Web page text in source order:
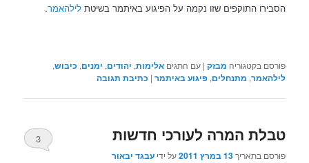
הסבירו התוקפים שזו נקמה על הפיגוע באיתמר בשיטתלילהאמר.
פורסם בקטגוריה מבזק |עם התגים אלימות, יהודים, ימנים, כיבוש,
לילהאמר, מתנחלים,פיגוע באיתמר | כתיבת תגובה
טבלת המרה לעורכי חדשות
פורסם בתאריך13 במרץ 2011 על ידיעבגד יבאור
3